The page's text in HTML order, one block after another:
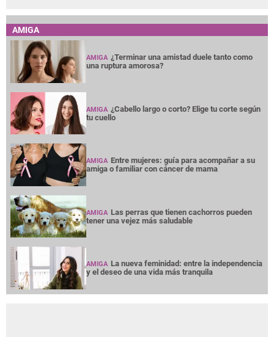
AMIGA
AMIGA ¿Terminar una amistad duele tanto como
una ruptura amorosa?
AMIGA ¿Cabello largo o corto? Elige tu corte según
tu cuello
AMIGA Entre mujeres: guía para acompañar a su
amiga o familiar con cáncer de mama
AMIGA Las perras que tienen cachorros pueden
tener una vejez más saludable
AMIGA La nueva feminidad: entre la independencia
y el deseo de una vida más tranquila